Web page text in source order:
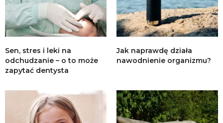
Sen, stres i leki na
odchudzanie – o to może
zapytać dentysta
Jak naprawdę działa
nawodnienie organizmu?